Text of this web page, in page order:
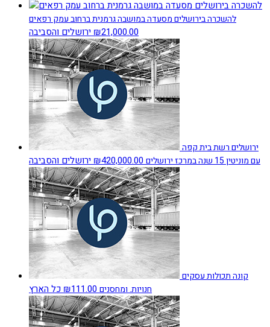
להשכרה בירושלים מסעדה במושבה גרמנית ברחוב עמק רפאים
₪21,000.00ירושלים והסביבה
ירושלים רשת בית קפה
עם מוניטין 15 שנה במרכז ירושלים
₪420,000.00ירושלים והסביבה
קונה תכולות עסקים
חנויות. ומחסנים₪111.00כל הארץ